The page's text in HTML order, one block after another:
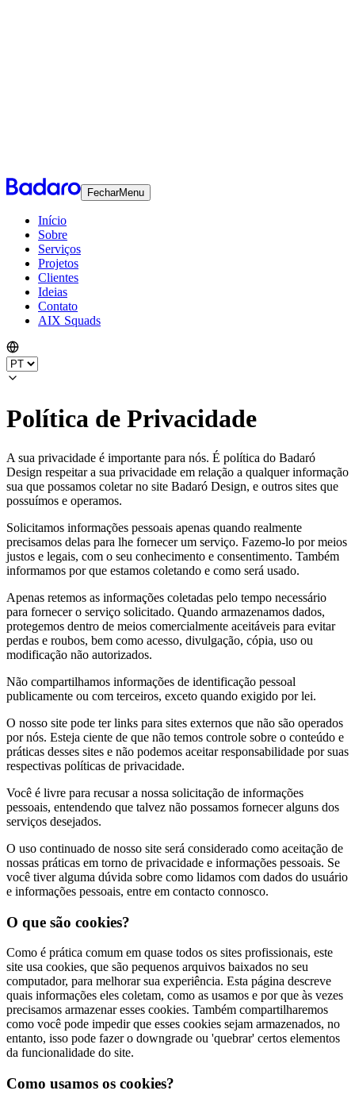
FecharMenu
Início
Sobre
Serviços
Projetos
Clientes
Ideias
Contato
AIX Squads
Política de Privacidade
A sua privacidade é importante para nós. É política do Badaró
Design respeitar a sua privacidade em relação a qualquer informação
sua que possamos coletar no site Badaró Design, e outros sites que
possuímos e operamos.
Solicitamos informações pessoais apenas quando realmente
precisamos delas para lhe fornecer um serviço. Fazemo-lo por meios
justos e legais, com o seu conhecimento e consentimento. Também
informamos por que estamos coletando e como será usado.
Apenas retemos as informações coletadas pelo tempo necessário
para fornecer o serviço solicitado. Quando armazenamos dados,
protegemos dentro de meios comercialmente aceitáveis para evitar
perdas e roubos, bem como acesso, divulgação, cópia, uso ou
modificação não autorizados.
Não compartilhamos informações de identificação pessoal
publicamente ou com terceiros, exceto quando exigido por lei.
O nosso site pode ter links para sites externos que não são operados
por nós. Esteja ciente de que não temos controle sobre o conteúdo e
práticas desses sites e não podemos aceitar responsabilidade por suas
respectivas políticas de privacidade.
Você é livre para recusar a nossa solicitação de informações
pessoais, entendendo que talvez não possamos fornecer alguns dos
serviços desejados.
O uso continuado de nosso site será considerado como aceitação de
nossas práticas em torno de privacidade e informações pessoais. Se
você tiver alguma dúvida sobre como lidamos com dados do usuário
e informações pessoais, entre em contacto connosco.
O que são cookies?
Como é prática comum em quase todos os sites profissionais, este
site usa cookies, que são pequenos arquivos baixados no seu
computador, para melhorar sua experiência. Esta página descreve
quais informações eles coletam, como as usamos e por que às vezes
precisamos armazenar esses cookies. Também compartilharemos
como você pode impedir que esses cookies sejam armazenados, no
entanto, isso pode fazer o downgrade ou 'quebrar' certos elementos
da funcionalidade do site.
Como usamos os cookies?